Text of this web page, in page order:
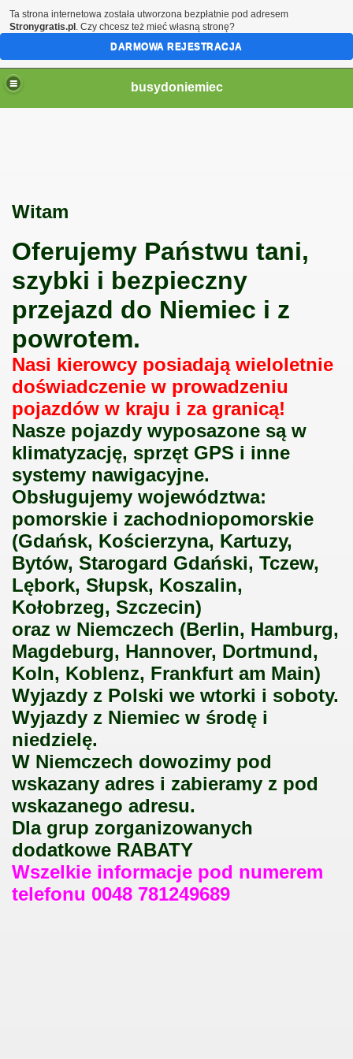
busydoniemiec
Witam
Oferujemy Państwu tani,
szybki i bezpieczny
przejazd do Niemiec i z
powrotem.
Nasi kierowcy posiadają wieloletnie
doświadczenie w prowadzeniu
pojazdów w kraju i za granicą!
Nasze pojazdy wyposazone są w
klimatyzację, sprzęt GPS i inne
systemy nawigacyjne.
Obsługujemy województwa:
pomorskie i zachodniopomorskie
(Gdańsk, Kościerzyna, Kartuzy,
Bytów, Starogard Gdański, Tczew,
Lębork, Słupsk, Koszalin,
Kołobrzeg, Szczecin)
oraz w Niemczech (Berlin, Hamburg,
Magdeburg, Hannover, Dortmund,
Koln, Koblenz, Frankfurt am Main)
Wyjazdy z Polski we wtorki i soboty.
Wyjazdy z Niemiec w środę i
niedzielę.
W Niemczech dowozimy pod
wskazany adres i zabieramy z pod
wskazanego adresu.
Dla grup zorganizowanych
dodatkowe RABATY
Wszelkie informacje pod numerem
telefonu 0048 781249689
Ta strona internetowa została utworzona bezpłatnie pod adresem
Stronygratis.pl . Czy chcesz też mieć własną stronę?
DARMOWA REJESTRACJA